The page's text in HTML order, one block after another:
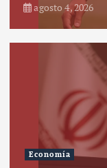
agosto 4, 2026
Economía